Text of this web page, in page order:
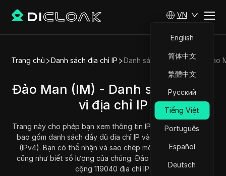
VN
English
简体中文
繁體中文
Русский
Tiếng Việt
Português
Español
Deutsch
Trang chủ Danh sách địa chỉ IP Danh sách địa chỉ IP của Đảo
Đảo Man (IM) - Danh sách/Phạm
vi địa chỉ IP
Trang này cho phép bạn xem thông tin IP của Đảo Man (IM),
bao gồm danh sách đầy đủ địa chỉ IP và phạm vi địa chỉ IP
(IPv4). Bạn có thể nhận và sao chép mỗi phạm vi địa chỉ,
cũng như biết số lượng của chúng. Đảo Man hiện có tổng
cộng 119040 địa chỉ IP.